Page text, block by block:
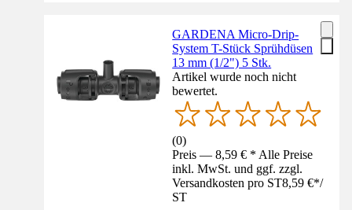
GARDENA Micro-Drip-
System T-Stück Sprühdüsen
13 mm (1/2") 5 Stk.
Artikel wurde noch nicht
bewertet.
(0)
Preis — 8,59 € * Alle Preise
inkl. MwSt. und ggf. zzgl.
Versandkosten pro ST8,59 €*/
ST